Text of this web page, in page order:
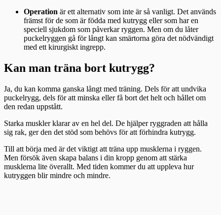
Operation är ett alternativ som inte är så vanligt. Det används
främst för de som är födda med kutrygg eller som har en
speciell sjukdom som påverkar ryggen. Men om du låter
puckelryggen gå för långt kan smärtorna göra det nödvändigt
med ett kirurgiskt ingrepp.
Kan man träna bort kutrygg?
Ja, du kan komma ganska långt med träning. Dels för att undvika
puckelrygg, dels för att minska eller få bort det helt och hållet om
den redan uppstått.
Starka muskler klarar av en hel del. De hjälper ryggraden att hålla
sig rak, ger den det stöd som behövs för att förhindra kutrygg.
Till att börja med är det viktigt att träna upp musklerna i ryggen.
Men försök även skapa balans i din kropp genom att stärka
musklerna lite överallt. Med tiden kommer du att uppleva hur
kutryggen blir mindre och mindre.